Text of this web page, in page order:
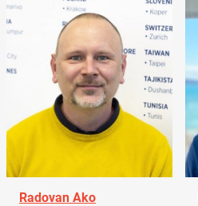
Radovan Ako